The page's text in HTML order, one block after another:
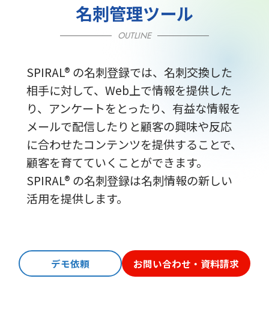
名刺管理ツール
OUTLINE
SPIRAL® の名刺登録では、名刺交換した
相手に対して、Web上で情報を提供した
り、アンケートをとったり、有益な情報を
メールで配信したりと顧客の興味や反応
に合わせたコンテンツを提供することで、
顧客を育てていくことができます。
SPIRAL® の名刺登録は名刺情報の新しい
活用を提供します。
デモ依頼 お問い合わせ・資料請求